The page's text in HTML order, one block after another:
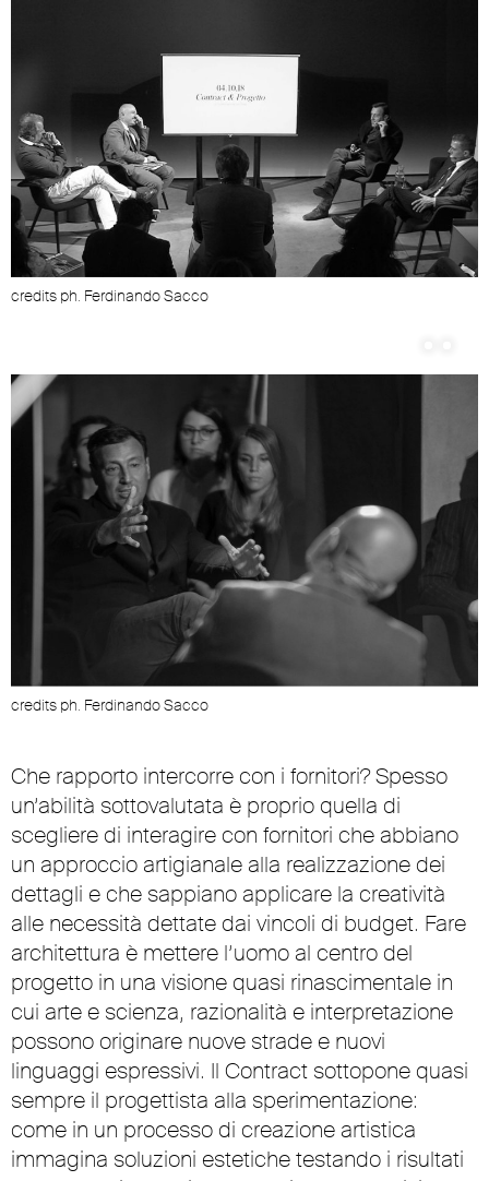
credits ph. Ferdinando Sacco
credits ph. Ferdinando Sacco
Che rapporto intercorre con i fornitori? Spesso
un’abilità sottovalutata è proprio quella di
scegliere di interagire con fornitori che abbiano
un approccio artigianale alla realizzazione dei
dettagli e che sappiano applicare la creatività
alle necessità dettate dai vincoli di budget. Fare
architettura è mettere l’uomo al centro del
progetto in una visione quasi rinascimentale in
cui arte e scienza, razionalità e interpretazione
possono originare nuove strade e nuovi
linguaggi espressivi. Il Contract sottopone quasi
sempre il progettista alla sperimentazione:
come in un processo di creazione artistica
immagina soluzioni estetiche testando i risultati